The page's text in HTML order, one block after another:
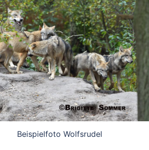
Beispielfoto Wolfsrudel